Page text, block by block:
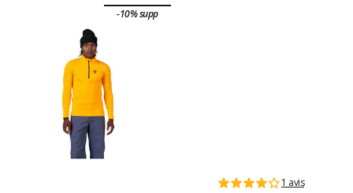
-10% supp
1 avis